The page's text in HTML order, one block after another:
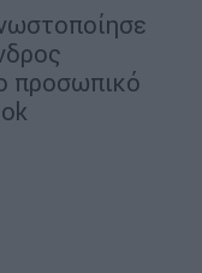
προσωπικό